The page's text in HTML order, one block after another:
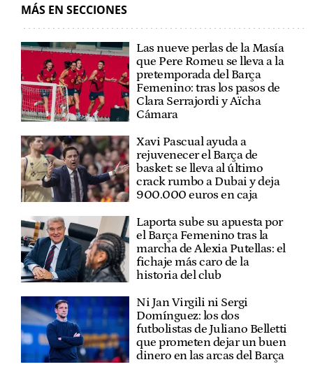
MÁS EN SECCIONES
Las nueve perlas de la Masía
que Pere Romeu se lleva a la
pretemporada del Barça
Femenino: tras los pasos de
Clara Serrajordi y Aïcha
Cámara
Xavi Pascual ayuda a
rejuvenecer el Barça de
basket: se lleva al último
crack rumbo a Dubai y deja
900.000 euros en caja
Laporta sube su apuesta por
el Barça Femenino tras la
marcha de Alexia Putellas: el
fichaje más caro de la
historia del club
Ni Jan Virgili ni Sergi
Domínguez: los dos
futbolistas de Juliano Belletti
que prometen dejar un buen
dinero en las arcas del Barça